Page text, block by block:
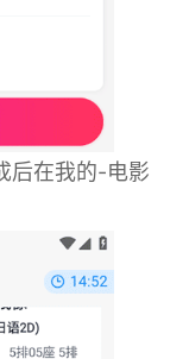
后在我的-电影